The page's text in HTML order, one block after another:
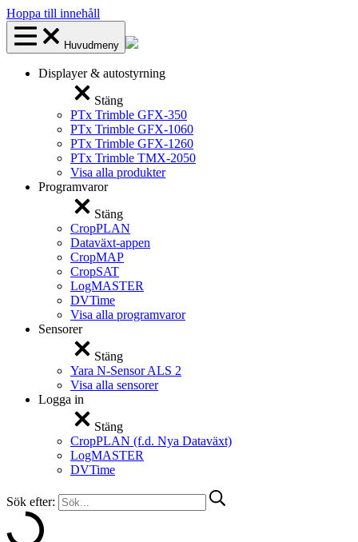
Hoppa till innehåll
Huvudmeny
Displayer & autostyrning
Stäng
PTx Trimble GFX-350
PTx Trimble GFX-1060
PTx Trimble GFX-1260
PTx Trimble TMX-2050
Visa alla produkter
Programvaror
Stäng
CropPLAN
Dataväxt-appen
CropMAP
CropSAT
LogMASTER
DVTime
Visa alla programvaror
Sensorer
Stäng
Yara N-Sensor ALS 2
Visa alla sensorer
Logga in
Stäng
CropPLAN (f.d. Nya Dataväxt)
LogMASTER
DVTime
Sök efter: